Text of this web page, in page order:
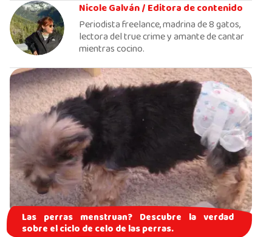
Nicole Galván /Editora de contenido
Periodista freelance, madrina de 8 gatos,
lectora del true crime y amante de cantar
mientras cocino.
Las perras menstruan? Descubre la verdad
sobre el ciclo de celo de las perras.